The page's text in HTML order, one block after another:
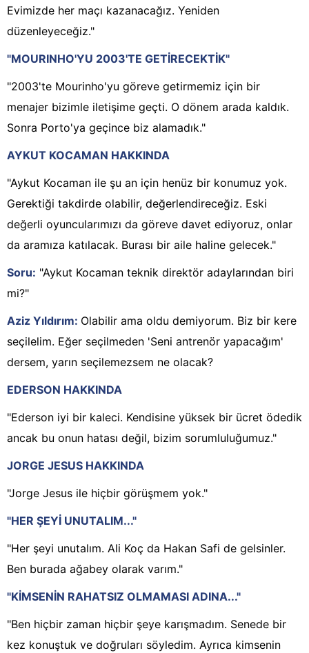
Evimizde her maçı kazanacağız. Yeniden
düzenleyeceğiz."
"MOURINHO'YU 2003'TE GETİRECEKTİK"
"2003'te Mourinho'yu göreve getirmemiz için bir
menajer bizimle iletişime geçti. O dönem arada kaldık.
Sonra Porto'ya geçince biz alamadık."
AYKUT KOCAMAN HAKKINDA
"Aykut Kocaman ile şu an için henüz bir konumuz yok.
Gerektiği takdirde olabilir, değerlendireceğiz. Eski
değerli oyuncularımızı da göreve davet ediyoruz, onlar
da aramıza katılacak. Burası bir aile haline gelecek."
Soru: "Aykut Kocaman teknik direktör adaylarından biri
mi?"
Aziz Yıldırım: Olabilir ama oldu demiyorum. Biz bir kere
seçilelim. Eğer seçilmeden 'Seni antrenör yapacağım'
dersem, yarın seçilemezsem ne olacak?
EDERSON HAKKINDA
"Ederson iyi bir kaleci. Kendisine yüksek bir ücret ödedik
ancak bu onun hatası değil, bizim sorumluluğumuz."
JORGE JESUS HAKKINDA
"Jorge Jesus ile hiçbir görüşmem yok."
"HER ŞEYİ UNUTALIM..."
"Her şeyi unutalım. Ali Koç da Hakan Safi de gelsinler.
Ben burada ağabey olarak varım."
"KİMSENİN RAHATSIZ OLMAMASI ADINA..."
"Ben hiçbir zaman hiçbir şeye karışmadım. Senede bir
kez konuştuk ve doğruları söyledim. Ayrıca kimsenin